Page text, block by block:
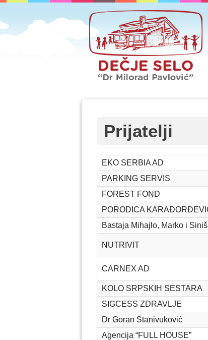
Prijatelji
EKO SERBIA AD
PARKING SERVIS
FOREST FOND
PORODICA
Bastaja Mihajlo, Marko i
NUTRIVIT
CARNEX AD
KOLO SRPSKIH SESTARA
SIGCESS ZDRAVLJE
Dr Goran Stanivuković
Agencija “FULL HOUSE”